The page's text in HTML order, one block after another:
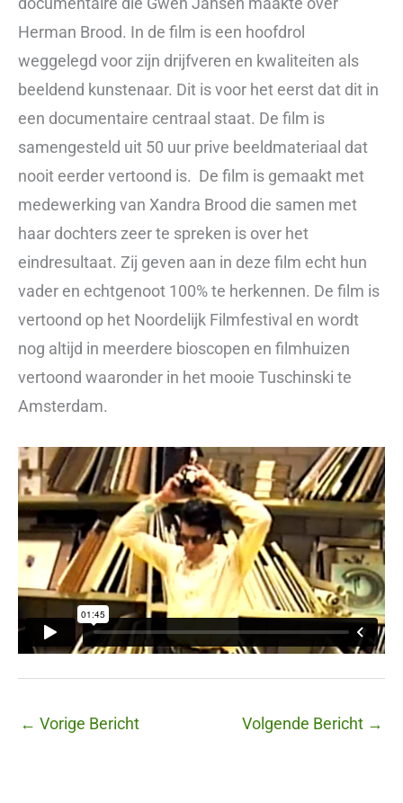
Herman Brood. In de film is een hoofdrol
weggelegd voor zijn drijfveren en kwaliteiten als
beeldend kunstenaar. Dit is voor het eerst dat dit in
een documentaire centraal staat. De film is
samengesteld uit 50 uur prive beeldmateriaal dat
nooit eerder vertoond is. De film is gemaakt met
medewerking van Xandra Brood die samen met
haar dochters zeer te spreken is over het
eindresultaat. Zij geven aan in deze film echt hun
vader en echtgenoot 100% te herkennen. De film is
vertoond op het Noordelijk Filmfestival en wordt
nog altijd in meerdere bioscopen en filmhuizen
vertoond waaronder in het mooie Tuschinski te
Amsterdam.
← Vorige Bericht Volgende Bericht →